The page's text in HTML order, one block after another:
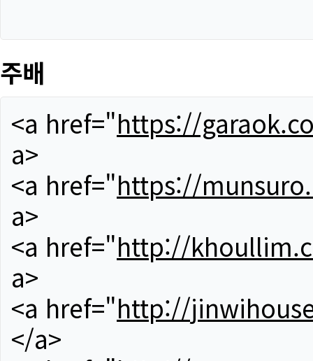
주배
<a href="https://
a>
<a href="https://
a>
<a href="http://
a>
<a href="http://
</a>